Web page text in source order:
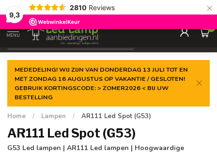
9,3
2810 Reviews ×
Gegarandeerde delaagste prijs
MENU
0
MEDEDELING! WIJ ZIJN VAN DONDERDAG 13 JULI TOT EN
MET ZONDAG 16 AUGUSTUS OP VAKANTIE / GESLOTEN!
GEBRUIK KORTINGSCODE: > ZOMER2026 < BIJ UW
BESTELLING
Home / Lampen / AR111 Led Spot (G53)
AR111 Led Spot (G53)
G53 Led lampen | AR111 Led lampen | Hoogwaardige